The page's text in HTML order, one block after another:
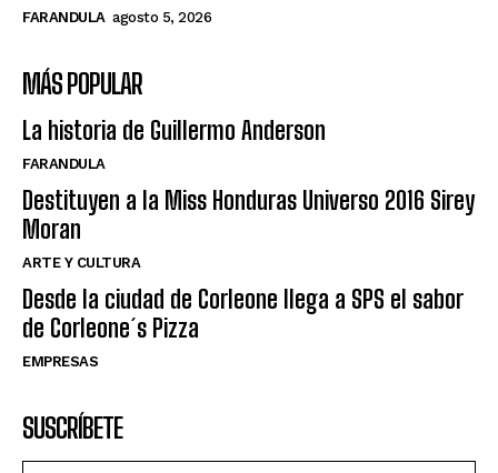
FARANDULA agosto 5, 2026
MÁS POPULAR
La historia de Guillermo Anderson
FARANDULA
Destituyen a la Miss Honduras Universo 2016 Sirey
Moran
ARTE Y CULTURA
Desde la ciudad de Corleone llega a SPS el sabor
de Corleone´s Pizza
EMPRESAS
SUSCRÍBETE